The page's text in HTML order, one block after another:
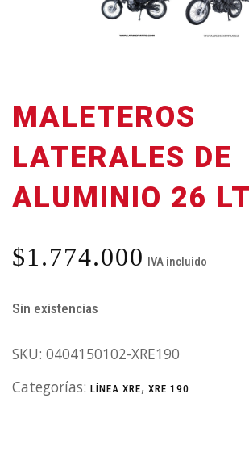
MALETEROS
LATERALES DE
ALUMINIO 26
$1.774.000 IVA incluido
Sin existencias
SKU: 0404150102-XRE190
Categorías: LÍNEA XRE, XRE 190